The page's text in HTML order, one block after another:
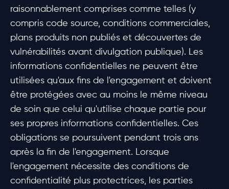
raisonnablement comprises comme telles (y
compris code source, conditions commerciales,
plans produits non publiés et découvertes de
vulnérabilités avant divulgation publique). Les
informations confidentielles ne peuvent être
utilisées qu'aux fins de l'engagement et doivent
être protégées avec au moins le même niveau
de soin que celui qu'utilise chaque partie pour
ses propres informations confidentielles. Ces
obligations se poursuivent pendant trois ans
après la fin de l'engagement. Lorsque
l'engagement nécessite des conditions de
confidentialité plus protectrices, les parties